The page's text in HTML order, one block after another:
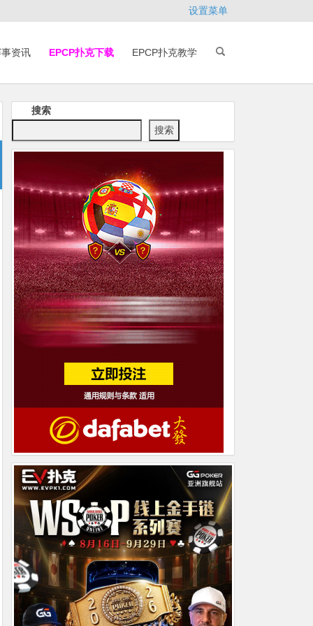
设置菜单
资讯 EPCP扑克下载 EPCP扑克教学
搜索
搜索